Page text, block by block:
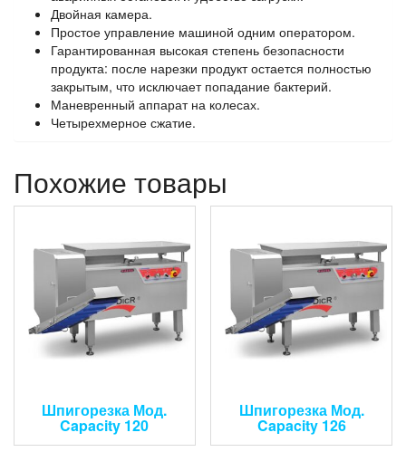
Двойная камера.
Простое управление машиной одним оператором.
Гарантированная высокая степень безопасности
продукта: после нарезки продукт остается полностью
закрытым, что исключает попадание бактерий.
Маневренный аппарат на колесах.
Четырехмерное сжатие.
Похожие товары
Шпигорезка Мод.
Capacity 120
Шпигорезка Мод.
Capacity 126